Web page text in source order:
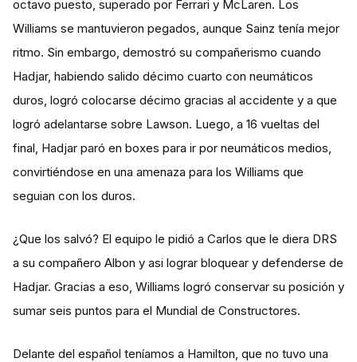
octavo puesto, superado por Ferrari y McLaren. Los
Williams se mantuvieron pegados, aunque Sainz tenía mejor
ritmo. Sin embargo, demostró su compañerismo cuando
Hadjar, habiendo salido décimo cuarto con neumáticos
duros, logró colocarse décimo gracias al accidente y a que
logró adelantarse sobre Lawson. Luego, a 16 vueltas del
final, Hadjar paró en boxes para ir por neumáticos medios,
convirtiéndose en una amenaza para los Williams que
seguian con los duros.
¿Que los salvó? El equipo le pidió a Carlos que le diera DRS
a su compañero Albon y asi lograr bloquear y defenderse de
Hadjar. Gracias a eso, Williams logró conservar su posición y
sumar seis puntos para el Mundial de Constructores.
Delante del español teníamos a Hamilton, que no tuvo una